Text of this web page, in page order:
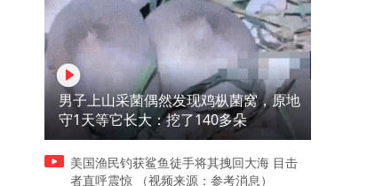
男子上山采菌偶然发现鸡枞菌窝，原地
守1天等它长大：挖了140多朵
美国渔民钓获鲨鱼徒手将其拽回大海 目击
者直呼震惊 （视频来源：参考消息）